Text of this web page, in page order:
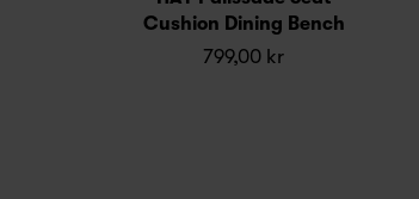
Cushion Dining Bench
799,00 kr